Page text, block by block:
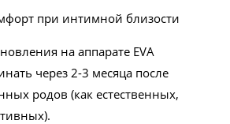
при интимной близости
на аппарате EVA
через 2-3 месяца после
родов (как естественных,